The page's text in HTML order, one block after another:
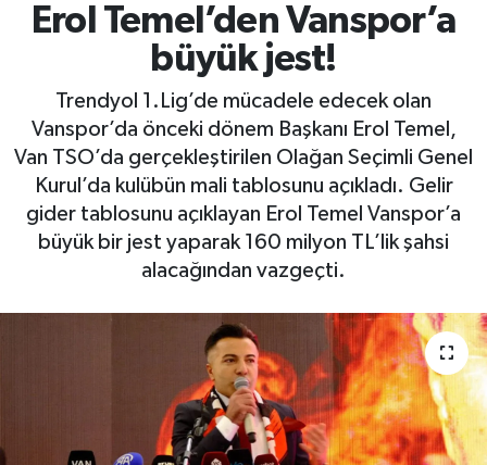
Erol Temel’den Vanspor’a
büyük jest!
Trendyol 1.Lig’de mücadele edecek olan
Vanspor’da önceki dönem Başkanı Erol Temel,
Van TSO’da gerçekleştirilen Olağan Seçimli Genel
Kurul’da kulübün mali tablosunu açıkladı. Gelir
gider tablosunu açıklayan Erol Temel Vanspor’a
büyük bir jest yaparak 160 milyon TL’lik şahsi
alacağından vazgeçti.
Tüm Manşetler
Son Dakika Haberleri
Haber Arşivi